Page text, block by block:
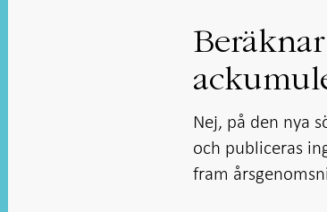
Nej, på den nya
och publiceras
fram